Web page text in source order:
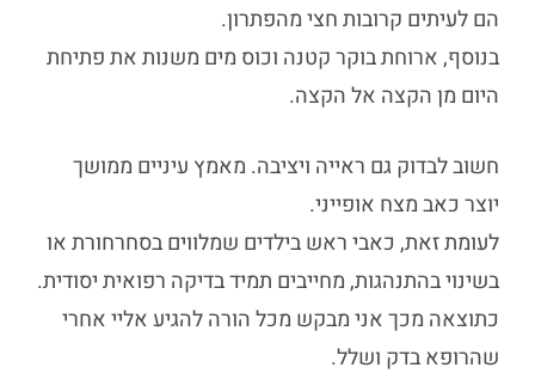
הם לעיתים קרובות חצי מהפתרון.
בנוסף, ארוחת בוקר קטנה וכוס מים משנות את פתיחת
היום מן הקצה אל הקצה.
חשוב לבדוק גם ראייה ויציבה. מאמץ עיניים ממושך
יוצר כאב מצח אופייני.
לעומת זאת, כאבי ראש בילדים שמלווים בסחרחורת או
בשינוי בהתנהגות, מחייבים תמיד בדיקה רפואית יסודית.
כתוצאה מכך אני מבקש מכל הורה להגיע אליי אחרי
שהרופא בדק ושלל.